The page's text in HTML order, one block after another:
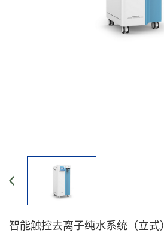
智能触控去离子纯水系统（立式）